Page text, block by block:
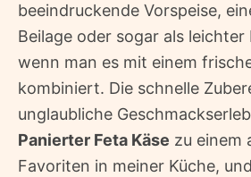
beeindruckende Vorspeise,
Beilage oder sogar als leichter
wenn man es mit einem
kombiniert. Die schnelle
unglaubliche
Panierter Feta Käse zu einem
Favoriten in meiner Küche,